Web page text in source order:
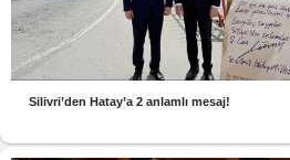
Silivri’den Hatay’a 2 anlamlı mesaj!